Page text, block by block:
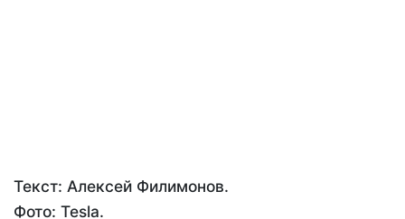
Текст: Алексей Филимонов.
Фото: Tesla.